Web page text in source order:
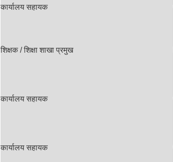
कार्यालय सहायक
शिक्षक / शिक्षा शाखा प्रमुख
कार्यालय सहायक
कार्यालय सहायक